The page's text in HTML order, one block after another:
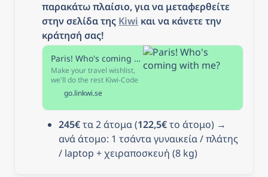
παρακάτω πλαίσιο, για να μεταφερθείτε
στην σελίδα της Kiwi και να κάνετε την
κράτησή σας!
Paris! Who's coming with me?
Make your travel wishlist,
we'll do the rest Kiwi-Code
uncovers prices airlines
don't want you to see. Use
our flexible filters to tailor
your search. Look out for
the travel hack star icon for
even cheaper fares.
go.linkwi.se
245€ τα 2 άτομα (122,5€ το άτομο) →
ανά άτομο: 1 τσάντα γυναικεία / πλάτης
/ laptop + χειραποσκευή (8 kg)